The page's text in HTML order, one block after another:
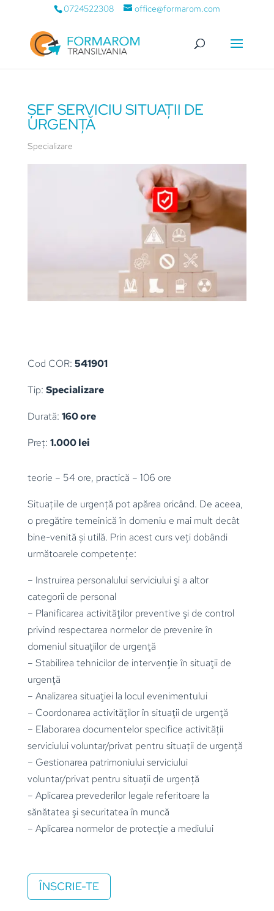
0724522308 office@formarom.com
ȘEF SERVICIU SITUAȚII DE
URGENȚĂ
Specializare
Cod COR: 541901
Tip: Specializare
Durată: 160 ore
Preț: 1.000 lei
teorie – 54 ore, practică – 106 ore
Situațiile de urgență pot apărea oricând. De aceea,
o pregătire temeinică în domeniu e mai mult decât
bine-venită și utilă. Prin acest curs veți dobândi
următoarele competențe:
– Instruirea personalului serviciului şi a altor
categorii de personal
– Planificarea activităţilor preventive şi de control
privind respectarea normelor de prevenire în
domeniul situaţiilor de urgenţă
– Stabilirea tehnicilor de intervenţie în situaţii de
urgenţă
– Analizarea situaţiei la locul evenimentului
– Coordonarea activităţilor în situaţii de urgenţă
– Elaborarea documentelor specifice activității
serviciului voluntar/privat pentru situații de urgență
– Gestionarea patrimoniului serviciului
voluntar/privat pentru situații de urgență
– Aplicarea prevederilor legale referitoare la
sănătatea şi securitatea în muncă
– Aplicarea normelor de protecţie a mediului
ÎNSCRIE-TE